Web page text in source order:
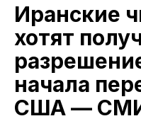
Иранские
хотят
начала
США —